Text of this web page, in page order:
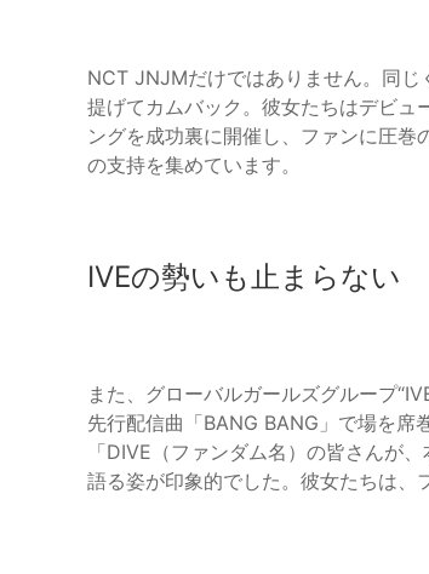
NCT JNJMだけではありません。同
提げてカムバック。彼女たちはデビュ
ングを成功裏に開催し、ファンに圧巻
の支持を集めています。
IVEの勢いも止まらない
また、グローバルガールズグループ
先行配信曲「BANG BANG」で場を席
「DIVE（ファンダム名）の皆さんが
語る姿が印象的でした。彼女たちは、